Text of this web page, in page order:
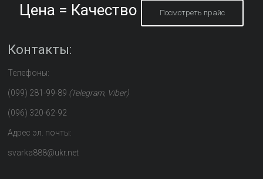
Цена = Качество Посмотреть прайс
Контакты:
Телефоны:
(099) 281-99-89 (Telegram, Viber)
(096) 320-62-92
Адрес эл. почты:
svarka888@ukr.net